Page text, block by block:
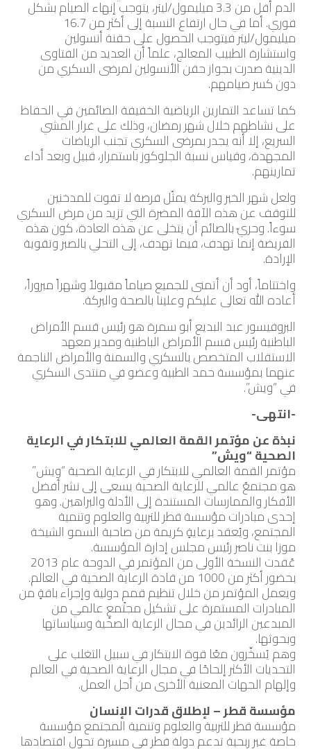
الدم أقل من 3.3 ميليمول/ليتر، يتوجب إنهاء الصيام بشكل
فوري. أما في حال ارتفاع النسبة إلى أكثر من 16.7
ميليمول/ليتر فيتوجب الحصول على حقنة أنسولين
واستشارة الطبيب المعالج، علماً أن العديد من الفتاوى
الدينية صدرت بجواز حقن الأنسولين لمرضى السكري من
دون كسر صيامهم.
كما تساعد التمارين الرياضية الخفيفة الصائمين في الحفاظ
على نشاطهم خلال شهر رمضان، وذلك على غرار المشي
السريع، إلا أنه يجدر بمرضى السكري تجنب الرياضات
المجهدة، وقياس نسبة الجلوكوز باستمرار، قبيل وبعد أداء
تمارينهم.
ولعل شهر الخير والبركة يمثّل فرصة لا تفوت للمدخنين
للتوقف عن هذه الآفة المضرة التي تزيد من مرض السكري
سوءاً. وحريّ بالصائم أن يتخلى عن هذه العادة، كون هذه
الفريضة إنما تهدف، فيما تهدف، إلى التحلي بالصبر وتقوية
الإرادة.
واختتاماً، أود أن أتمنى للجميع صياماً مقبولاً وشهراً مبروراً،
أعاده الله تعالى عليكم وعلينا بالصحة والبركة.
البروفيسور عبد البديع أبو سمرة هو رئيس قسم الأمراض
الباطنية رئيس قسم الأمراض الباطنية ومدير معهد
الاستقلاب المتخصص بالسكري والسمنة والأمراض الناجمة
عنهما بمؤسسة حمد الطبية وعضو في منتدى السكري
في “ويش”.
-انتهى-
نبذة عن مؤتمر القمة العالمي للابتكار في الرعاية
الصحية “ويش”
مؤتمر القمة العالمي للابتكار في الرعاية الصحية “ويش”
هو مجتمعٌ عالمي للرعاية الصحية يسعى إلى نشر أفضل
الأفكار والممارسات المستندة إلى الأدلة والبراهين. وهو
إحدى مبادرات مؤسسة قطر للتربية والعلوم وتنمية
المجتمع، ويُعقد برعايةٍ كريمة من صاحبة السمو الشيخة
موزا بنت ناصر رئيس مجلس إدارة المؤسسة.
عُقدت النسخة الأولى من المؤتمر في الدوحة عام 2013
بحضور أكثر من 1000 من قادة الرعاية الصحية في العالم.
ويعمل المؤتمر من خلال تنظيم قممٍ دولية وإجراء باقةٍ من
المبادرات المستمرة على تشكيل مجتمعٍ عالمي من
المبدعين الرائدين في مجال الرعاية الصحية وسياساتها
وبحوثها.
وهم يُسخِّرون معًا قوة الابتكار في سبيل التغلب على
التحديات الأكثر إلحاحًا في مجال الرعاية الصحية في العالم
وإلهام الجهات المعنية الأخرى من أجل العمل.
مؤسسة قطر – لإطلاق قدرات الإنسان
مؤسسة قطر للتربية والعلوم وتنمية المجتمع مؤسسة
خاصة غير ربحية تدعم دولة قطر في مسيرة تحول اقتصادها